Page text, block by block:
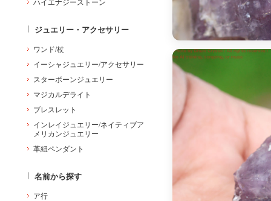
ハイエナジーストーン
ジュエリー・アクセサリー
ワンド/杖
イーシャジュエリー/アクセサリー
スターボーンジュエリー
マジカルデライト
ブレスレット
インレイジュエリー/ネイティブア
メリカンジュエリー
革紐ペンダント
名前から探す
ア行